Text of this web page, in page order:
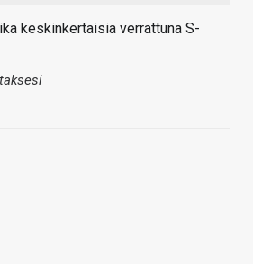
keskinkertaisia verrattuna S-